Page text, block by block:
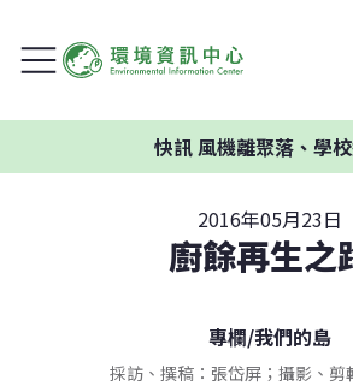
風機離聚落、學校過近
2016年05月23日
廚餘再生之
專欄/我們的島
採訪、撰稿：張岱屏；攝影、剪